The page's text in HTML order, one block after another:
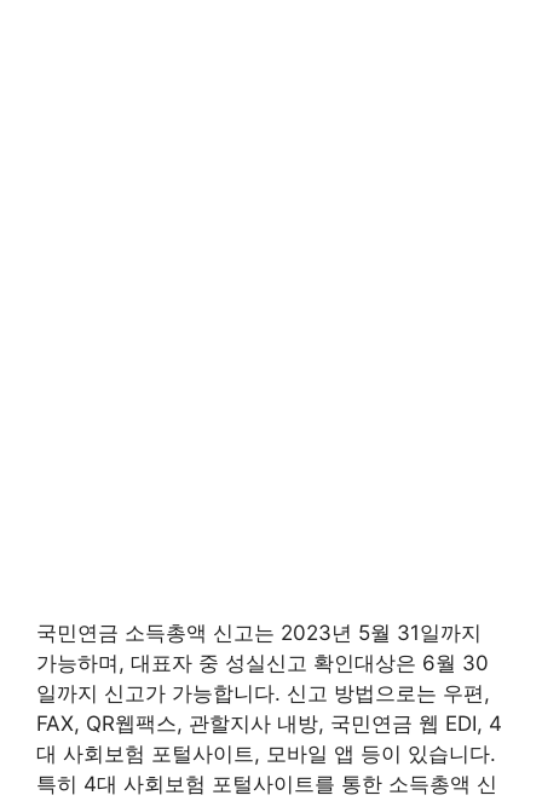
국민연금 소득총액 신고는 2023년 5월 31일까지
가능하며, 대표자 중 성실신고 확인대상은 6월 30
일까지 신고가 가능합니다. 신고 방법으로는 우편,
FAX, QR웹팩스, 관할지사 내방, 국민연금 웹 EDI, 4
대 사회보험 포털사이트, 모바일 앱 등이 있습니다.
특히 4대 사회보험 포털사이트를 통한 소득총액 신